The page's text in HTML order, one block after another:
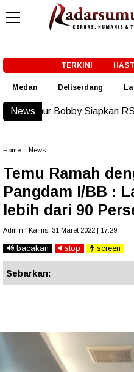
TERKINI
Medan Deliserdang
NewsRSUD dr. M.
Home News
Temu Ramah
Pangdam I/BB :
lebih dari 90
Admin | Kamis, 31 Maret 2022 | 17.29
bacakan stop screen
Sebarkan: